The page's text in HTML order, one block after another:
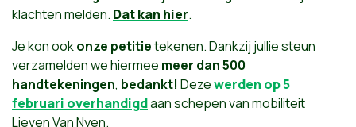
klachten melden. Dat kan hier.
Je kon ookonze petitietekenen.Dankzij jullie steun
verzamelden we hiermee meer dan 500
handtekeningen, bedankt! Dezewerden op 5
februari overhandigdaan schepen van mobiliteit
Lieven Van Nyen.